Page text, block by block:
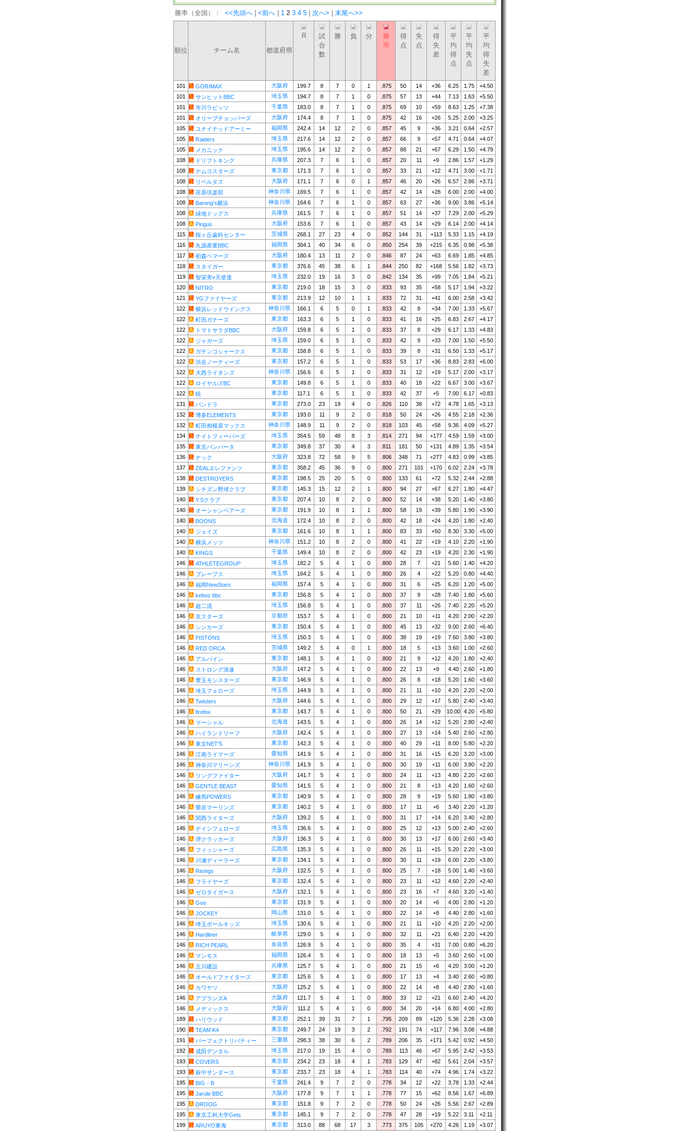
勝率（全国）： <<先頭へ <前へ 1 2 3 4 5 次へ> 末尾へ>>
順位 チーム名 都道府県
R
試
合
数
勝 負 分
勝
率
得
点
失
点
得
失
差
平
均
得
点
平
均
失
点
平
均
得
失
差
101 GORIMAX 大阪府 199.7 8 7 0 1 .875 50 14 +36 6.25 1.75
+4.50
101
サンヒットBBC 埼玉県 194.7 8 7 1 0 .875 57 13 +44 7.13 1.63
+5.50
101
市川ラビッツ 千葉県 183.0 8 7 1 0 .875 69 10 +59 8.63 1.25
+7.38
101
オリーブチョッパーズ 大阪府 174.4 8 7 1 0 .875 42 16 +26 5.25 2.00
+3.25
105
ユナイテッドアーミー 福岡県 242.4 14 12 2 0 .857 45 9 +36 3.21 0.64
+2.57
105
Raiders 埼玉県 217.6 14 12 2 0 .857 66 9 +57 4.71 0.64
+4.07
105
メカニック 埼玉県 195.6 14 12 2 0 .857 88 21 +67 6.29 1.50
+4.79
108
ドリフトキング 兵庫県 207.3 7 6 1 0 .857 20 11 +9 2.86 1.57
+1.29
108
ナムコスターズ 東京都 171.3 7 6 1 0 .857 33 21 +12 4.71 3.00
+1.71
108
リベルタス 大阪府 171.1 7 6 0 1 .857 46 20 +26 6.57 2.86
+3.71
108
荏原倶楽部 神奈川県 169.5 7 6 1 0 .857 42 14 +28 6.00 2.00
+4.00
108
Barong's横浜 神奈川県 164.6 7 6 1 0 .857 63 27 +36 9.00 3.86
+5.14
108
緑地ドッグス 兵庫県 161.5 7 6 1 0 .857 51 14 +37 7.29 2.00
+5.29
108
Pingus 大阪府 153.6 7 6 1 0 .857 43 14 +29 6.14 2.00
+4.14
115
桜ヶ丘歯科センター 茨城県 268.1 27 23 4 0 .852 144 31 +113 5.33 1.15
+4.19
116
丸源産業BBC 福岡県 304.1 40 34 6 0 .850 254 39 +215 6.35 0.98
+5.38
117
初森ベマーズ 大阪府 180.4 13 11 2 0 .846 87 24 +63 6.69 1.85
+4.85
118
スタイガー 東京都 376.6 45 38 6 1 .844 250 82 +168 5.56 1.82
+3.73
119
智栄美v天使達 埼玉県 232.0 19 16 3 0 .842 134 35 +99 7.05 1.84
+5.21
120
NITRO 東京都 219.0 18 15 3 0 .833 93 35 +58 5.17 1.94
+3.22
121
YGファイヤーズ 東京都 213.9 12 10 1 1 .833 72 31 +41 6.00 2.58
+3.42
122
横浜レッドウイングス 神奈川県 166.1 6 5 0 1 .833 42 8 +34 7.00 1.33
+5.67
122
町田ガナーズ 東京都 163.3 6 5 1 0 .833 41 16 +25 6.83 2.67
+4.17
122
トマトサラダBBC 大阪府 159.8 6 5 1 0 .833 37 8 +29 6.17 1.33
+4.83
122
ジャガーズ 埼玉県 159.0 6 5 1 0 .833 42 9 +33 7.00 1.50
+5.50
122
ガチンコシャークス 東京都 158.8 6 5 1 0 .833 39 8 +31 6.50 1.33
+5.17
122
渋谷ノーティーズ 東京都 157.2 6 5 1 0 .833 53 17 +36 8.83 2.83
+6.00
122
大西ライオンズ 神奈川県 156.6 6 5 1 0 .833 31 12 +19 5.17 2.00
+3.17
122
ロイヤルズBC 東京都 149.8 6 5 1 0 .833 40 18 +22 6.67 3.00
+3.67
122
暁 東京都 117.1 6 5 1 0 .833 42 37 +5 7.00 6.17
+0.83
131
パンドラ 東京都 273.0 23 19 4 0 .826 110 38 +72 4.78 1.65
+3.13
132
博多ELEMENTS 東京都 193.0 11 9 2 0 .818 50 24 +26 4.55 2.18
+2.36
132
町田相模原マックス 神奈川県 148.9 11 9 2 0 .818 103 45 +58 9.36 4.09
+5.27
134
ナイトフィーバーズ 埼玉県 354.5 59 48 8 3 .814 271 94 +177 4.59 1.59
+3.00
135
東京バンバータ 東京都 349.8 37 30 4 3 .811 181 50 +131 4.89 1.35
+3.54
136
ナック 大阪府 323.8 72 58 9 5 .806 348 71 +277 4.83 0.99
+3.85
137
ZEALエレファンツ 東京都 358.2 45 36 9 0 .800 271 101 +170 6.02 2.24
+3.78
138
DESTROYERS 東京都 198.5 25 20 5 0 .800 133 61 +72 5.32 2.44
+2.88
139
シチズン野球クラブ 東京都 145.3 15 12 2 1 .800 94 27 +67 6.27 1.80
+4.47
140
Y.Sクラブ 東京都 207.4 10 8 2 0 .800 52 14 +38 5.20 1.40
+3.80
140
オーシャンベアーズ 東京都 191.9 10 8 1 1 .800 58 19 +39 5.80 1.90
+3.90
140
BOONS 北海道 172.4 10 8 2 0 .800 42 18 +24 4.20 1.80
+2.40
140
ジェイズ 東京都 161.6 10 8 1 1 .800 83 33 +50 8.30 3.30
+5.00
140
横浜メッツ 神奈川県 151.2 10 8 2 0 .800 41 22 +19 4.10 2.20
+1.90
140
KINGS 千葉県 149.4 10 8 2 0 .800 42 23 +19 4.20 2.30
+1.90
146
ATHLETEGROUP 埼玉県 182.2 5 4 1 0 .800 28 7 +21 5.60 1.40
+4.20
146
ブレーブス 埼玉県 164.2 5 4 1 0 .800 26 4 +22 5.20 0.80
+4.40
146
福岡NewStars 福岡県 157.4 5 4 1 0 .800 31 6 +25 6.20 1.20
+5.00
146
keboz bbc 東京都 156.8 5 4 1 0 .800 37 9 +28 7.40 1.80
+5.60
146
超二流 埼玉県 156.8 5 4 1 0 .800 37 11 +26 7.40 2.20
+5.20
146
京スターズ 京都府 153.7 5 4 1 0 .800 21 10 +11 4.20 2.00
+2.20
146
シンカーズ 東京都 150.4 5 4 1 0 .800 45 13 +32 9.00 2.60
+6.40
146
PISTONS 埼玉県 150.3 5 4 1 0 .800 38 19 +19 7.60 3.80
+3.80
146
RED ORCA 茨城県 149.2 5 4 0 1 .800 18 5 +13 3.60 1.00
+2.60
146
アルパイン 東京都 148.1 5 4 1 0 .800 21 9 +12 4.20 1.80
+2.40
146
ストロング浪速 大阪府 147.2 5 4 1 0 .800 22 13 +9 4.40 2.60
+1.80
146
豊玉モンスターズ 東京都 146.9 5 4 1 0 .800 26 8 +18 5.20 1.60
+3.60
146
埼玉フェローズ 埼玉県 144.9 5 4 1 0 .800 21 11 +10 4.20 2.20
+2.00
146
Twisters 大阪府 144.6 5 4 1 0 .800 29 12 +17 5.80 2.40
+3.40
146
firefox 東京都 143.7 5 4 1 0 .800 50 21 +29 10.00 4.20
+5.80
146
マーシャル 北海道 143.5 5 4 1 0 .800 26 14 +12 5.20 2.80
+2.40
146
ハイランドリーフ 大阪府 142.4 5 4 1 0 .800 27 13 +14 5.40 2.60
+2.80
146
東京NET'S 東京都 142.3 5 4 1 0 .800 40 29 +11 8.00 5.80
+2.20
146
江南ライマーズ 愛知県 141.9 5 4 1 0 .800 31 16 +15 6.20 3.20
+3.00
146
神奈川マリーンズ 神奈川県 141.9 5 4 1 0 .800 30 19 +11 6.00 3.80
+2.20
146
リングファイター 大阪府 141.7 5 4 1 0 .800 24 11 +13 4.80 2.20
+2.60
146
GENTLE BEAST 愛知県 141.5 5 4 1 0 .800 21 8 +13 4.20 1.60
+2.60
146
練馬POWERS 東京都 140.9 5 4 1 0 .800 28 9 +19 5.60 1.80
+3.80
146
鶯谷マーリンズ 東京都 140.2 5 4 1 0 .800 17 11 +6 3.40 2.20
+1.20
146
関西ライターズ 大阪府 139.2 5 4 1 0 .800 31 17 +14 6.20 3.40
+2.80
146
ナインフェローズ 埼玉県 136.6 5 4 1 0 .800 25 12 +13 5.00 2.40
+2.60
146
堺クラッカーズ 大阪府 136.3 5 4 1 0 .800 30 13 +17 6.00 2.60
+3.40
146
フィッシャーズ 広島県 135.3 5 4 1 0 .800 26 11 +15 5.20 2.20
+3.00
146
川瀬ディーラーズ 東京都 134.1 5 4 1 0 .800 30 11 +19 6.00 2.20
+3.80
146
Risings 大阪府 132.5 5 4 1 0 .800 25 7 +18 5.00 1.40
+3.60
146
フライヤーズ 東京都 132.4 5 4 1 0 .800 23 11 +12 4.60 2.20
+2.40
146
ゼロタイガース 大阪府 132.1 5 4 1 0 .800 23 16 +7 4.60 3.20
+1.40
146
Goo 東京都 131.9 5 4 1 0 .800 20 14 +6 4.00 2.80
+1.20
146
JOCKEY 岡山県 131.0 5 4 1 0 .800 22 14 +8 4.40 2.80
+1.60
146
埼玉ボールキッズ 埼玉県 130.6 5 4 1 0 .800 21 11 +10 4.20 2.20
+2.00
146
Hardliner 岐阜県 129.0 5 4 1 0 .800 32 11 +21 6.40 2.20
+4.20
146
RICH PEARL 奈良県 126.9 5 4 1 0 .800 35 4 +31 7.00 0.80
+6.20
146
マンモス 福岡県 126.4 5 4 1 0 .800 18 13 +5 3.60 2.60
+1.00
146
立川建設 兵庫県 125.7 5 4 1 0 .800 21 15 +6 4.20 3.00
+1.20
146
オールドファイターズ 東京都 125.6 5 4 1 0 .800 17 13 +4 3.40 2.60
+0.80
146
カワヤツ 大阪府 125.2 5 4 1 0 .800 22 14 +8 4.40 2.80
+1.60
146
アプランズA 大阪府 121.7 5 4 1 0 .800 33 12 +21 6.60 2.40
+4.20
146
メディックス 大阪府 111.2 5 4 1 0 .800 34 20 +14 6.80 4.00
+2.80
189
ハリウッド 東京都 252.1 39 31 7 1 .795 209 89 +120 5.36 2.28
+3.08
190
TEAM K4 東京都 249.7 24 19 3 2 .792 191 74 +117 7.96 3.08
+4.88
191
パーフェクトリバティー 三重県 298.3 38 30 6 2 .789 206 35 +171 5.42 0.92
+4.50
192
成田デンタル 埼玉県 217.0 19 15 4 0 .789 113 46 +67 5.95 2.42
+3.53
193
COVERS 東京都 234.2 23 18 4 1 .783 129 47 +82 5.61 2.04
+3.57
193
萩中サンダース 東京都 233.7 23 18 4 1 .783 114 40 +74 4.96 1.74
+3.22
195
BIG・B 千葉県 241.4 9 7 2 0 .778 34 12 +22 3.78 1.33
+2.44
195
Jarule BBC 大阪府 177.8 9 7 1 1 .778 77 15 +62 8.56 1.67
+6.89
195
DROOG 東京都 151.8 9 7 2 0 .778 50 24 +26 5.56 2.67
+2.89
195
東京工科大学Gets 東京都 145.1 9 7 2 0 .778 47 28 +19 5.22 3.11
+2.11
199
ARUYO東海 東京都 313.0 88 68 17 3 .773 375 105 +270 4.26 1.19 +3.07